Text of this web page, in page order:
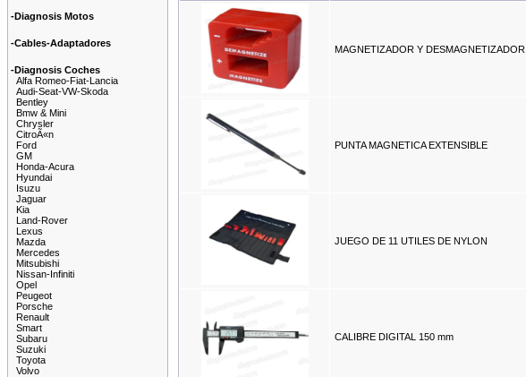
-Diagnosis Motos
-Cables-Adaptadores
-Diagnosis Coches
Alfa Romeo-Fiat-Lancia
Audi-Seat-VW-Skoda
Bentley
Bmw & Mini
Chrysler
CitroÃ«n
Ford
GM
Honda-Acura
Hyundai
Isuzu
Jaguar
Kia
Land-Rover
Lexus
Mazda
Mercedes
Mitsubishi
Nissan-Infiniti
Opel
Peugeot
Porsche
Renault
Smart
Subaru
Suzuki
Toyota
Volvo
MAGNETIZADOR Y DESMAGNETIZADOR
PUNTA MAGNETICA EXTENSIBLE
JUEGO DE 11 UTILES DE NYLON
CALIBRE DIGITAL 150 mm